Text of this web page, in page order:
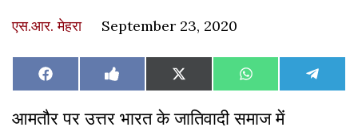
एस.आर. मेहरा September 23, 2020
Share
on
Facebook Share
on
Like
on
Facebook
Share
on
X
(Twitter)
Share
on
WhatsAppShare
on
आमतौर पर उत्तर भारत के जातिवादी समाज में